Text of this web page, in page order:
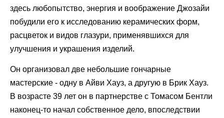
здесь любопытство, энергия и воображение Джозайи
побудили его к исследованию керамических форм,
расцветок и видов глазури, применявшихся для
улучшения и украшения изделий.
Он организовал две небольшие гончарные
мастерские - одну в Айви Хауз, а другую в Брик Хауз.
В возрасте 39 лет он в партнерстве с Томасом Бентли
наконец-то начал собственное дело, впоследствии